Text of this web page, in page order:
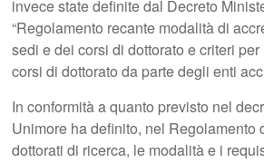
invece state definite dal Decreto
“Regolamento recante modalità di
sedi e dei corsi di dottorato e criteri
corsi di dottorato da parte degli enti
In conformità a quanto previsto nel
Unimore ha definito, nel Regolamento
dottorati di ricerca, le modalità e i